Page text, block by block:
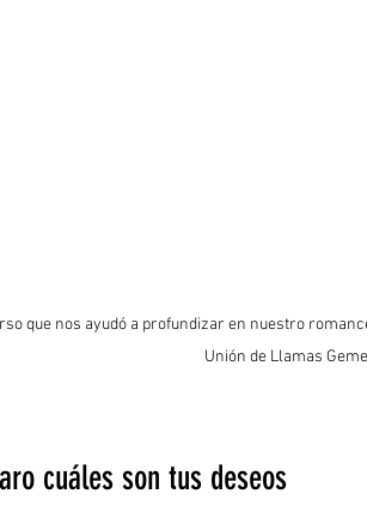
que nos ayudó a profundizar en nuestro
Unión de Llamas
cuáles son tus deseos